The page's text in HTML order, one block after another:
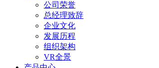
公司荣誉
总经理致辞
企业文化
发展历程
组织架构
VR全景